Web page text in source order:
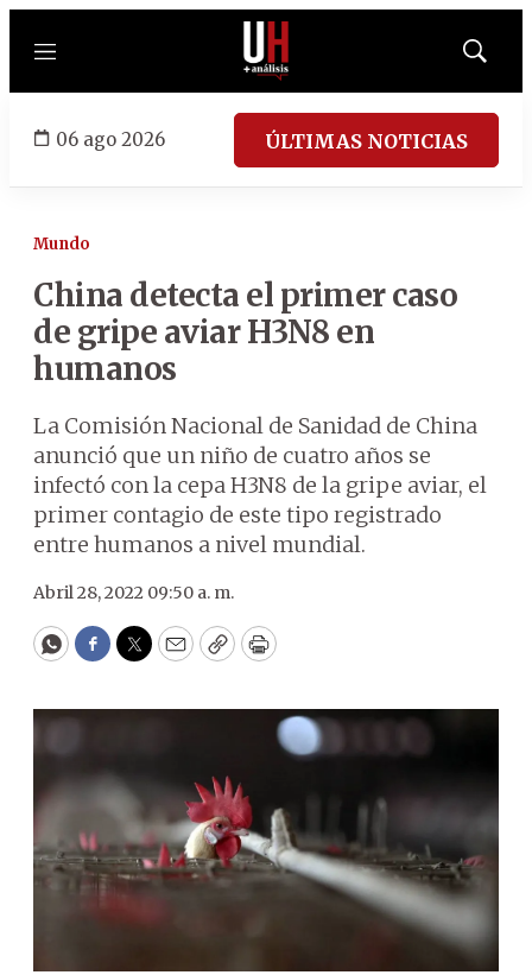
Menú
Mostrar
06 ago 2026 ÚLTIMAS NOTICIAS
Mundo
China detecta el primer caso
de gripe aviar H3N8 en
humanos
La Comisión Nacional de Sanidad de China
anunció que un niño de cuatro años se
infectó con la cepa H3N8 de la gripe aviar, el
primer contagio de este tipo registrado
entre humanos a nivel mundial.
Abril 28, 2022 09:50 a. m.
WhatsApp
Facebook
Twitter
EmailCopyPrint